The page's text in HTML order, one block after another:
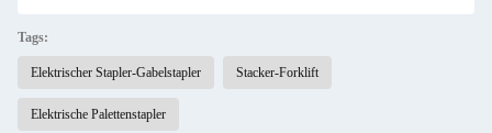
Tags:
Elektrischer Stapler-Gabelstapler Stacker-Forklift
Elektrische Palettenstapler